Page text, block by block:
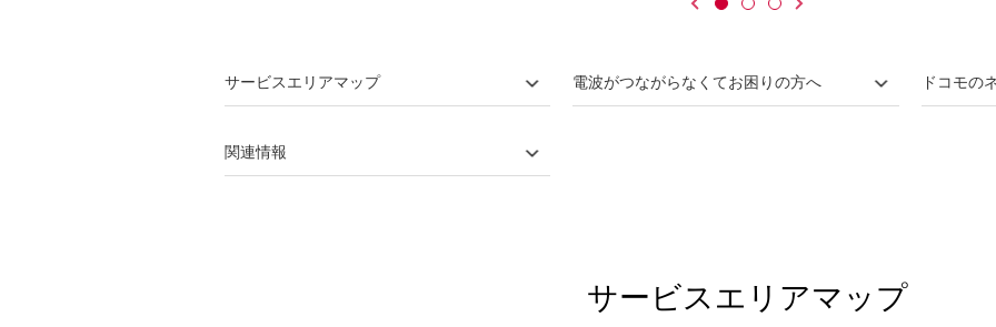
サービスエリアマップ 電波がつながらなくてお困りの方へ ドコモの
関連情報
サービスエリアマップ